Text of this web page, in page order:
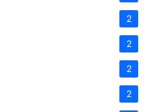
2
2
2
2